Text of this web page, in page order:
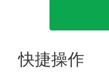
快捷操作